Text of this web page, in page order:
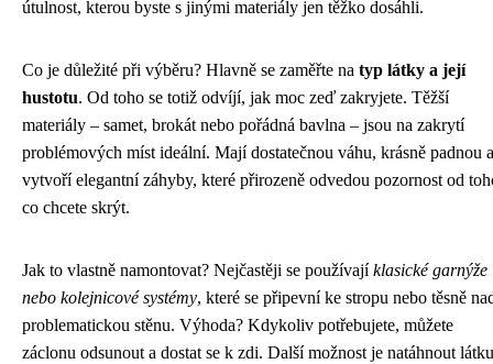
útulnost, kterou byste s jinými materiály jen těžko dosáhli.
Co je důležité při výběru? Hlavně se zaměřte na typ látky a její
hustotu. Od toho se totiž odvíjí, jak moc zeď zakryjete. Těžší
materiály – samet, brokát nebo pořádná bavlna – jsou na zakrytí
problémových míst ideální. Mají dostatečnou váhu, krásně padnou a
vytvoří elegantní záhyby, které přirozeně odvedou pozornost od
co chcete skrýt.
Jak to vlastně namontovat? Nejčastěji se používajíklasické garnýže
nebo kolejnicové systémy, které se připevní ke stropu nebo těsně
problematickou stěnu. Výhoda? Kdykoliv potřebujete, můžete
záclonu odsunout a dostat se k zdi. Další možnost je natáhnout látku